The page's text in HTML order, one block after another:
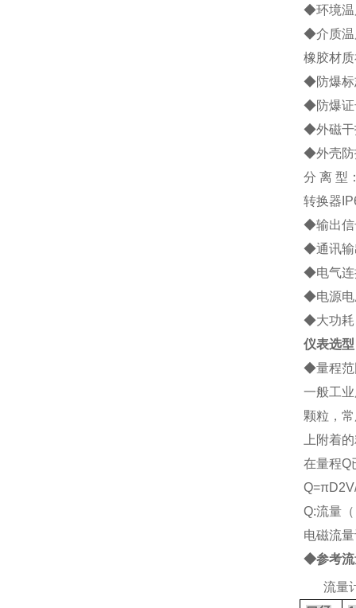
◆环境
◆介质温
橡胶材
◆防爆标
◆防爆证
◆外磁干
◆外壳防
分 离 型
转换器
◆输出信
◆通讯输
◆电气连
◆电源电
◆大功耗
仪表选型
◆量程
一般工
颗粒，
上附着
在量程Q
Q=
Q:流量
电磁流
◆参考流
流量